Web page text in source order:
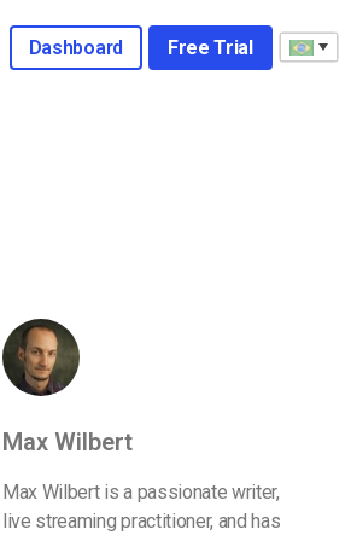
Dashboard Free Trial
Max Wilbert
Max Wilbert is a passionate writer,
live streaming practitioner, and has